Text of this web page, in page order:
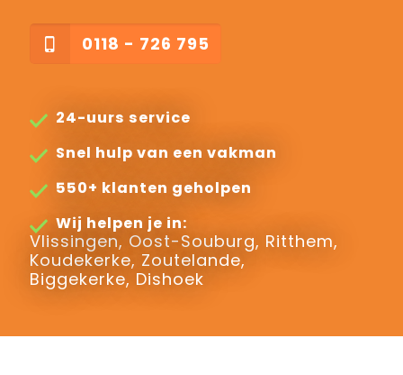
0118 - 726 795
24-uurs service
Snel hulp van een vakman
550+ klanten geholpen
Wij helpen je in:
Vlissingen, Oost-Souburg, Ritthem,
Koudekerke, Zoutelande,
Biggekerke, Dishoek